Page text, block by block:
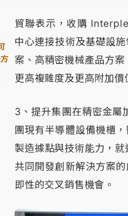
貿聯表示，收購
中心連接技術及基礎設
案、高精密機械產品方
更高複雜度及更高附加價
3、提升集團在精密金屬
團現有半導體設備機櫃
製造據點與技術能力，
共同開發創新解決方案
即性的交叉銷售機會。